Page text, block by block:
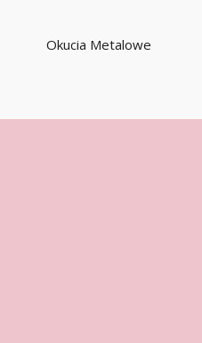
Okucia Metalowe